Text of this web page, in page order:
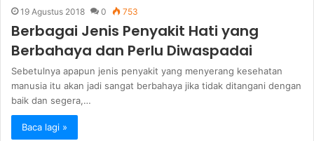
19 Agustus 2018 0 753
Berbagai Jenis Penyakit Hati yang
Berbahaya dan Perlu Diwaspadai
Sebetulnya apapun jenis penyakit yang menyerang kesehatan
manusia itu akan jadi sangat berbahaya jika tidak ditangani dengan
baik dan segera,…
Baca lagi »